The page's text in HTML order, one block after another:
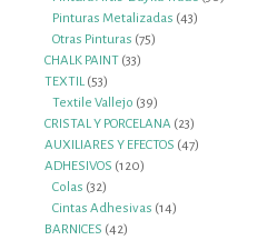
Pinturas Metalizadas 4343
Otras Pinturas 7575
CHALK PAINT 3333
TEXTIL 5353
productos
Textile Vallejo 3939
productos
CRISTAL Y PORCELANA 2323
productos
AUXILIARES Y EFECTOS 4747
ADHESIVOS 120120
Colas 3232
productos
Cintas Adhesivas 1414
BARNICES 4242